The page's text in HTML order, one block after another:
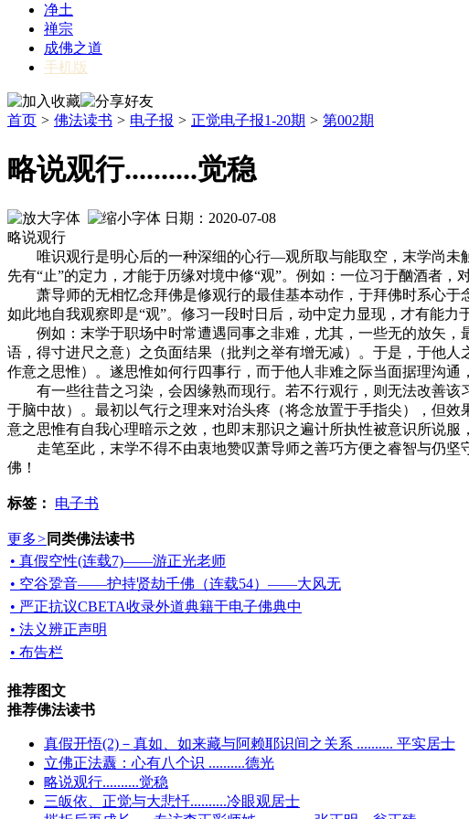
净土
禅宗
成佛之道
手机版
首页 > 佛法读书 > 电子报 > 正觉电子报1-20期 > 第002期
略说观行..........觉稳
日期：2020-07-08
略说观行
唯识观行是明心后的一种深细的心行—观所取与能取空，末学尚未
先有“止”的定力，才能于历缘对境中修“观”。例如：一位习于酗酒者
萧导师的无相忆念拜佛是修观行的最佳基本动作，于拜佛时系心于
如此地自我观察即是“观”。修习一段时日后，动中定力显现，才有能
例如：末学于职场中时常遭遇同事之非难，尤其，一些无的放矢，
语，得寸进尺之意）之负面结果（批判之举有增无减）。于是，于他
作意之思惟）。遂思惟如何行四事行，而于他人非难之际当面据理沟通
有一些往昔之习染，会因缘熟而现行。若不行观行，则无法改善该
于脑中故）。最初以气行之理来对治头疼（将念放置于手指尖），但
意之思惟有自我心理暗示之效，也即末那识之遍计所执性被意识所说服
走笔至此，末学不得不由衷地赞叹萧导师之善巧方便之睿智与仍坚
佛！
标签： 电子书
更多> 同类佛法读书
• 真假空性(连载7)——游正光老师
• 空谷跫音——护持贤劫千佛（连载54）——大风无
• 严正抗议CBETA收录外道典籍于电子佛典中
• 法义辨正声明
• 布告栏
推荐图文
推荐佛法读书
真假开悟(2)－真如、如来藏与阿赖耶识间之关系 .......... 平实居士
立佛正法纛：心有八个识 ..........德光
略说观行..........觉稳
三皈依、正觉与大悲忏..........冷眼观居士